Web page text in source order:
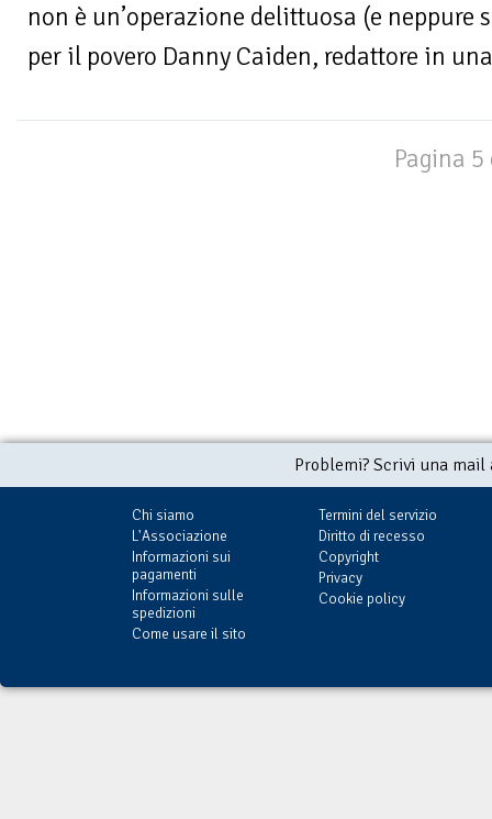
non è un’operazione delittuosa (e neppure
per il povero Danny Caiden, redattore in
Pagina 5
Problemi? Scrivi una
Chi siamo
L'Associazione
Informazioni sui
pagamenti
Informazioni sulle
spedizioni
Come usare il sito
Termini del servizio
Diritto di recesso
Copyright
Privacy
Cookie policy